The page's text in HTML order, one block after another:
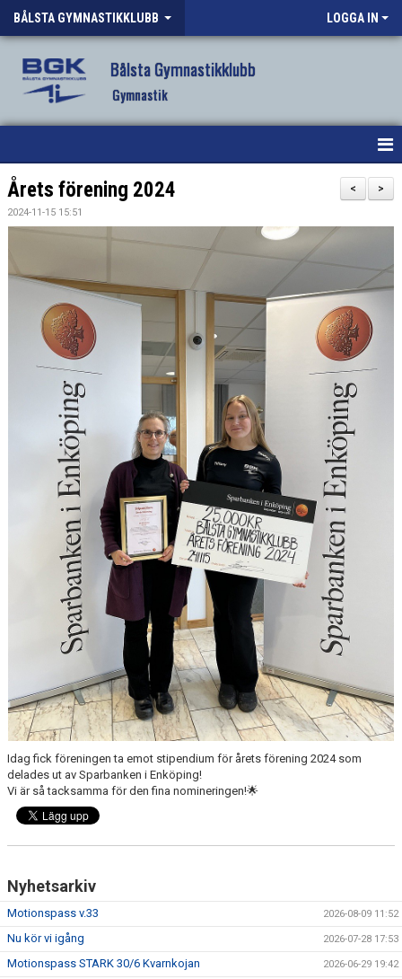
BÅLSTA GYMNASTIKKLUBB LOGGA IN
Bålsta Gymnastikklubb
Gymnastik
HEM
NYHETER
VÅR VERKSAMHET
VANLIGA FRÅGOR
FÖRENINGSKLÄDER BGK
DOKUMENT
ANMÄLAN
>
<
Årets förening 2024
2024-11-15 15:51
Idag fick föreningen ta emot stipendium för årets förening 2024 som
delades ut av Sparbanken i Enköping!
Vi är så tacksamma för den fina nomineringen!🌟
Nyhetsarkiv
Motionspass v.33 2026-08-09 11:52
Nu kör vi igång 2026-07-28 17:53
Motionspass STARK 30/6 Kvarnkojan 2026-06-29 19:42